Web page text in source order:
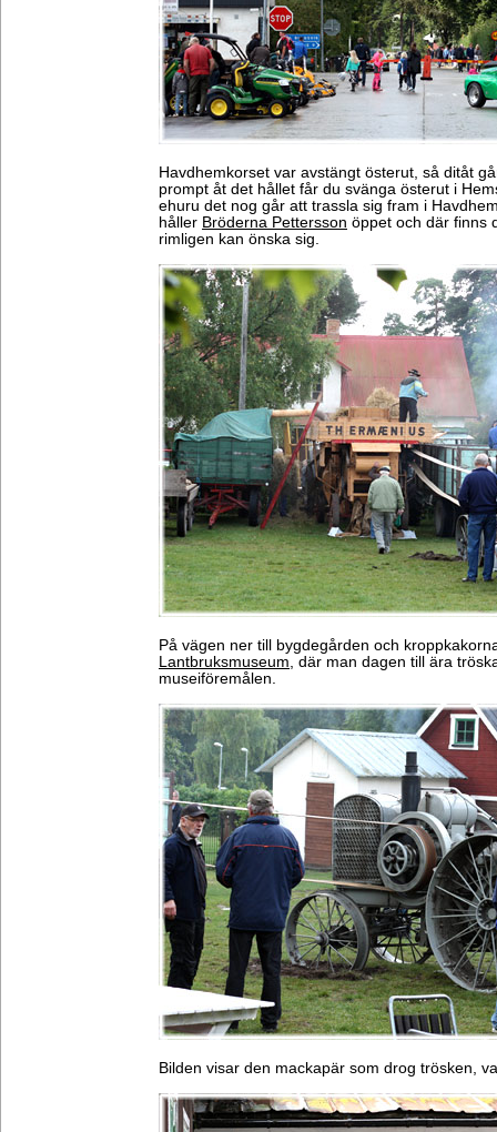
Havdhemkorset var avstängt österut, så ditåt
prompt åt det hållet får du svänga österut i
ehuru det nog går att trassla sig fram i
håller Bröderna Pettersson öppet och där finns
rimligen kan önska sig.
På vägen ner till bygdegården och
Lantbruksmuseum, där man dagen till ära
museiföremålen.
Bilden visar den mackapär som drog trösken,